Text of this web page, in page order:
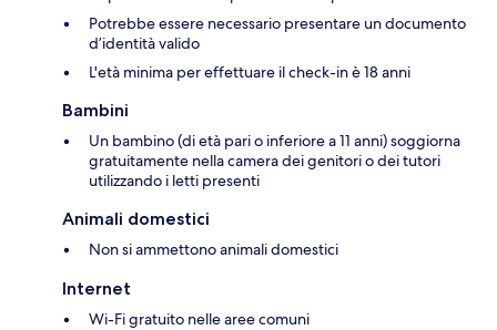
Potrebbe essere necessario presentare un documento
d’identità valido
L'età minima per effettuare il check-in è 18 anni
Bambini
Un bambino (di età pari o inferiore a 11 anni) soggiorna
gratuitamente nella camera dei genitori o dei tutori
utilizzando i letti presenti
Animali domestici
Non si ammettono animali domestici
Internet
Wi-Fi gratuito nelle aree comuni